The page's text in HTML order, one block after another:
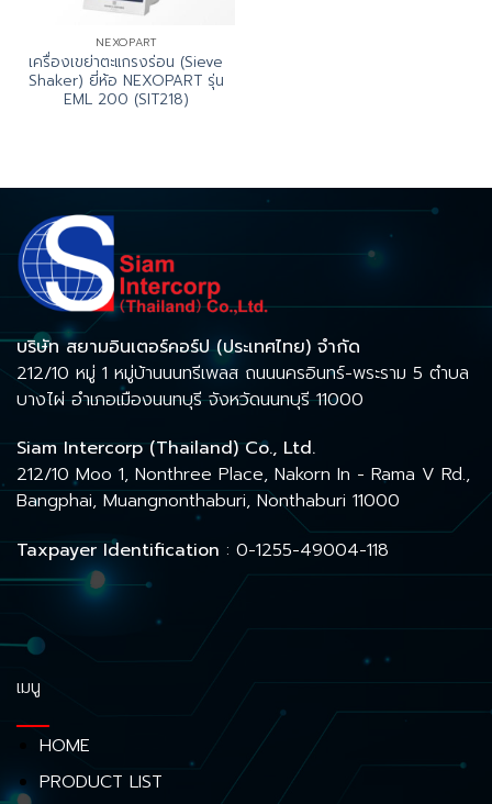
NEXOPART
เครื่องเขย่าตะแกรงร่อน (Sieve
Shaker) ยี่ห้อ NEXOPART รุ่น
EML 200 (SIT218)
บริษัท สยามอินเตอร์คอร์ป (ประเทศไทย) จำกัด
212/10 หมู่ 1 หมู่บ้านนนทรีเพลส ถนนนครอินทร์-พระราม 5 ตำบล
บางไผ่ อำเภอเมืองนนทบุรี จังหวัดนนทบุรี 11000
Siam Intercorp (Thailand) Co., Ltd.
212/10 Moo 1, Nonthree Place, Nakorn In - Rama V Rd.,
Bangphai, Muangnonthaburi, Nonthaburi 11000
Taxpayer Identification : 0-1255-49004-118
เมนู
HOME
PRODUCT LIST